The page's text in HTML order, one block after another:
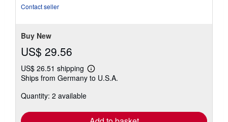
Contact seller
Buy New
US$ 29.56
US$ 26.51 shipping
Learn
more
Ships from Germany to U.S.A.
Quantity: 2 available